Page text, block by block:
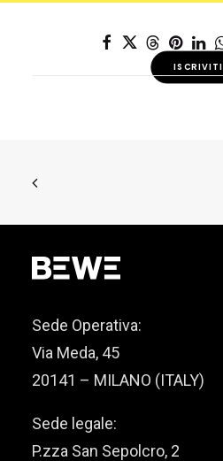
ISCRIVITI
Sede Operativa:
Via Meda, 45
20141 – MILANO (ITALY)
Sede legale:
P.zza San Sepolcro, 2